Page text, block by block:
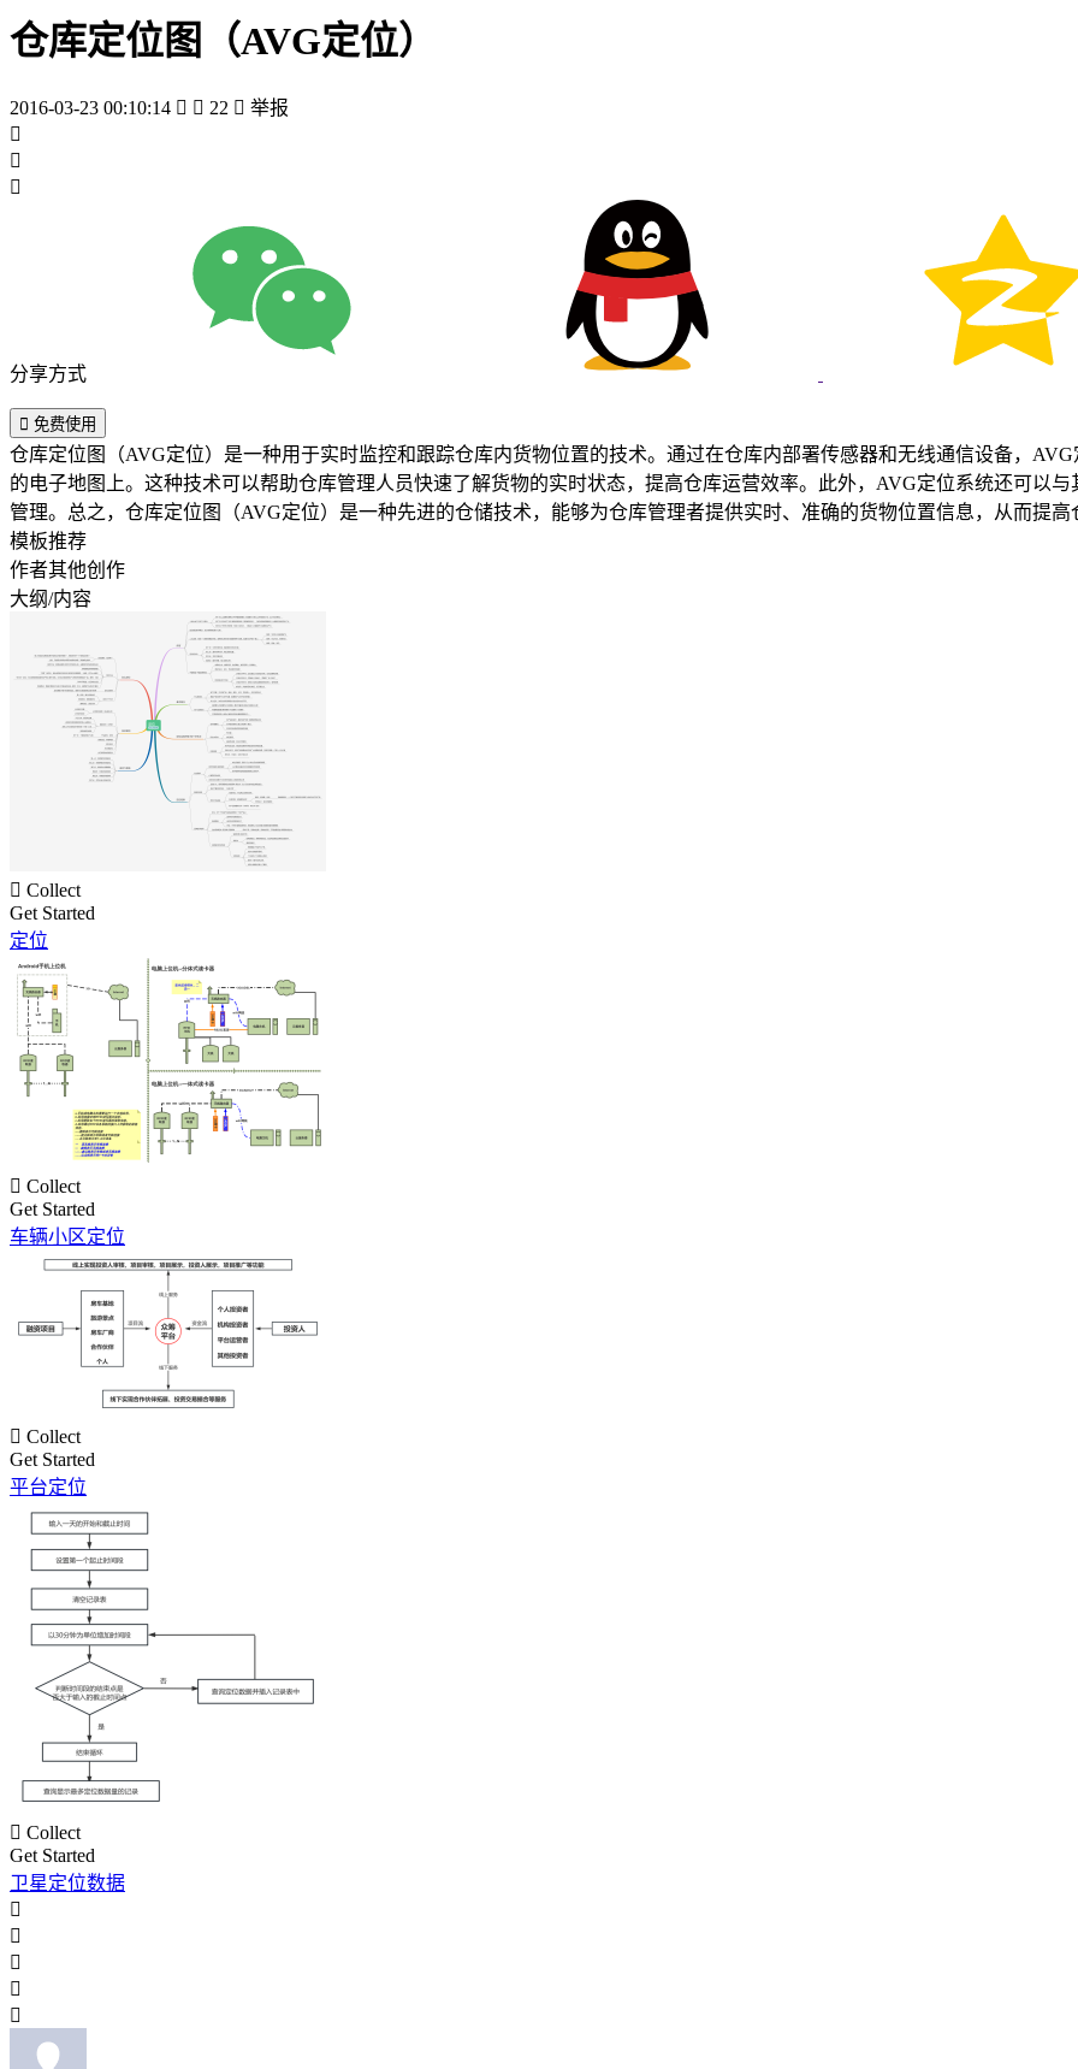
仓库定位图（AVG定位）
2016-03-23 00:10:14   22  举报



分享方式
 免费使用
仓库定位图（AVG定位）是一种用于实时监控和跟踪仓库内货物位置的技术。通过在仓库内部署传感器和无线通信设备，
的电子地图上。这种技术可以帮助仓库管理人员快速了解货物的实时状态，提高仓库运营效率。此外，AVG定位系统还可以
管理。总之，仓库定位图（AVG定位）是一种先进的仓储技术，能够为仓库管理者提供实时、准确的货物位置信息，从而提高
模板推荐
作者其他创作
大纲/内容
 Collect
Get Started
定位
 Collect
Get Started
车辆小区定位
 Collect
Get Started
平台定位
 Collect
Get Started
卫星定位数据




